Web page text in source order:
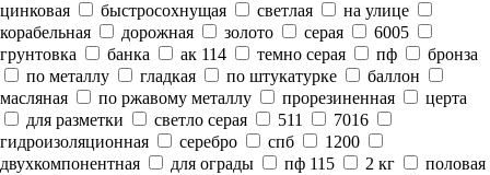
цинковая
быстросохнущая светлая
на улице
корабельная
дорожная золото серая
6005
грунтовка
банка ак 114 темно серая пф
бронза
по металлу
гладкая по штукатурке
баллон
масляная
по ржавому металлу прорезиненная
церта
для разметки
светло серая 511
7016
гидроизоляционная
серебро спб
1200
двухкомпонентная
для ограды пф 115 2 кг
половая